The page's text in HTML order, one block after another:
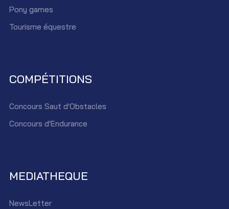
Pony games
Tourisme équestre
COMPÉTITIONS
Concours Saut d'Obstacles
Concours d'Endurance
MEDIATHEQUE
NewsLetter